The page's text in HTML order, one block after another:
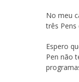
No meu
três
Espero
Pen não